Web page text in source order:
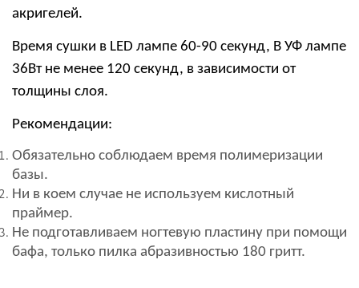
акригелей.
Время сушки в LED лампе 60-90 секунд, В УФ лампе
36Вт не менее 120 секунд, в зависимости от
толщины слоя.
Рекомендации:
Обязательно соблюдаем время полимеризации
базы.
Ни в коем случае не используем кислотный
праймер.
Не подготавливаем ногтевую пластину при помощи
бафа, только пилка абразивностью 180 гритт.